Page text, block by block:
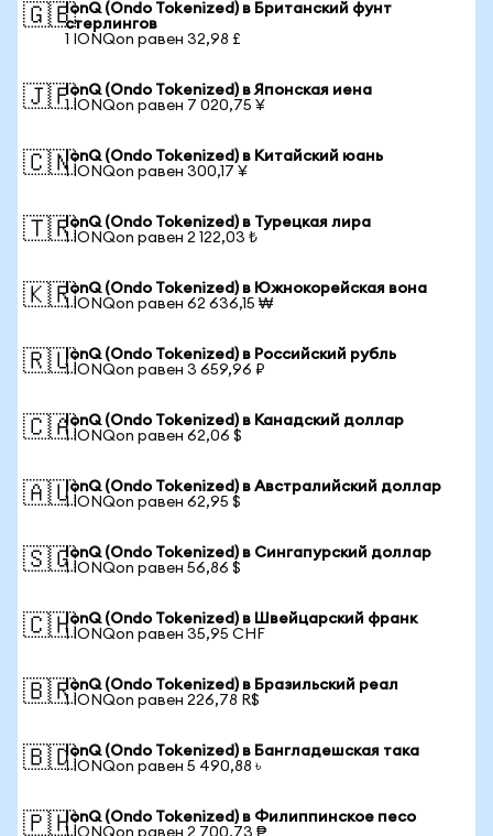
🇬🇧IonQ (Ondo Tokenized) в Британский фунт
стерлингов
1 IONQon равен 32,98 £
🇯🇵IonQ (Ondo Tokenized) в Японская иена
1 IONQon равен 7 020,75 ¥
🇨🇳IonQ (Ondo Tokenized) в Китайский юань
1 IONQon равен 300,17 ¥
🇹🇷IonQ (Ondo Tokenized) в Турецкая лира
1 IONQon равен 2 122,03 ₺
🇰🇷IonQ (Ondo Tokenized) в Южнокорейская вона
1 IONQon равен 62 636,15 ₩
🇷🇺IonQ (Ondo Tokenized) в Российский рубль
1 IONQon равен 3 659,96 ₽
🇨🇦IonQ (Ondo Tokenized) в Канадский доллар
1 IONQon равен 62,06 $
🇦🇺IonQ (Ondo Tokenized) в Австралийский доллар
1 IONQon равен 62,95 $
🇸🇬IonQ (Ondo Tokenized) в Сингапурский доллар
1 IONQon равен 56,86 $
🇨🇭IonQ (Ondo Tokenized) в Швейцарский франк
1 IONQon равен 35,95 CHF
🇧🇷IonQ (Ondo Tokenized) в Бразильский реал
1 IONQon равен 226,78 R$
🇧🇩IonQ (Ondo Tokenized) в Бангладешская така
1 IONQon равен 5 490,88 ৳
🇵🇭IonQ (Ondo Tokenized) в Филиппинское песо
1 IONQon равен 2 700,73 ₱